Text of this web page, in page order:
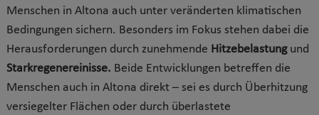
Menschen in Altona auch unter veränderten klimatischen
Bedingungen sichern. Besonders im Fokus stehen dabei die
Herausforderungen durch zunehmende Hitzebelastungund
Starkregenereinisse. Beide Entwicklungen betreffen die
Menschen auch in Altona direkt – sei es durch Überhitzung
versiegelter Flächen oder durch überlastete